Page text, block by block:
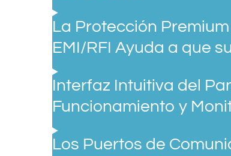
La Protección
EMI/RFI Ayuda a que
Interfaz Intuitiva del
Funcionamiento y
Los Puertos de